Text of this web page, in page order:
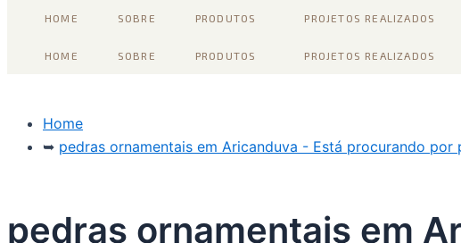
HOME SOBRE PRODUTOS PROJETOS REALIZADOS
HOME SOBRE PRODUTOS PROJETOS REALIZADOS
Home
➥ pedras ornamentais em Aricanduva - Está procurando por
pedras ornamentais em